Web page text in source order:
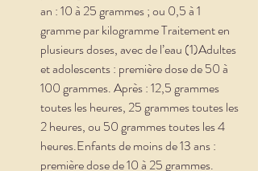
an : 10 à 25 grammes ; ou 0,5 à 1
gramme par kilogramme Traitement en
plusieurs doses, avec de l’eau (1)Adultes
et adolescents : première dose de 50 à
100 grammes. Après : 12,5 grammes
toutes les heures, 25 grammes toutes les
2 heures, ou 50 grammes toutes les 4
heures.Enfants de moins de 13 ans :
première dose de 10 à 25 grammes.